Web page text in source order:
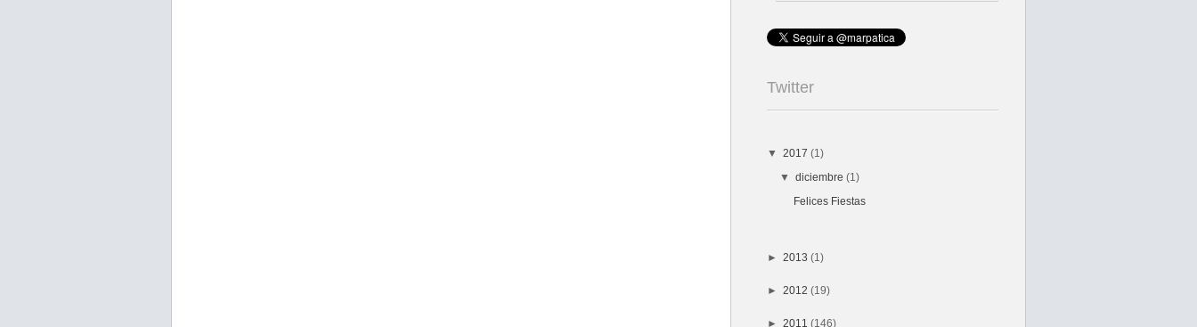
Twitter
▼ 2017 (1)
▼diciembre(1)
Felices Fiestas
► 2013 (1)
► 2012 (19)
► 2011 (146)